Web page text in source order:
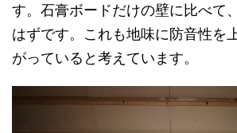
す。石膏ボードだけの壁に比べて
はずです。これも地味に防音性を
がっていると考えています。